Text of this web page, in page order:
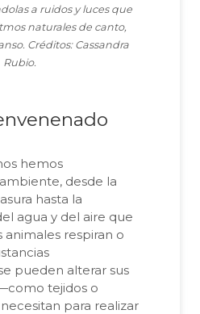
a ruidos y luces que
naturales de canto,
Créditos: Cassandra
Rubio.
hemos
desde la
hasta la
agua y del aire que
animales respiran o
pueden alterar sus
tejidos o
para realizar